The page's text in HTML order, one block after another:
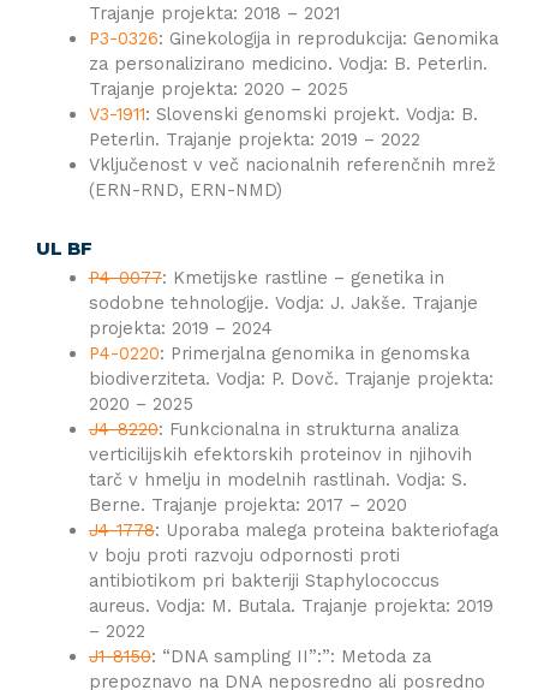
Trajanje projekta: 2018 – 2021
P3-0326: Ginekologija in reprodukcija: Genomika
za personalizirano medicino. Vodja: B. Peterlin.
Trajanje projekta: 2020 – 2025
V3-1911: Slovenski genomski projekt. Vodja: B.
Peterlin. Trajanje projekta: 2019 – 2022
Vključenost v več nacionalnih referenčnih mrež
(ERN-RND, ERN-NMD)
UL BF
P4-0077: Kmetijske rastline – genetika in
sodobne tehnologije. Vodja: J. Jakše. Trajanje
projekta: 2019 – 2024
P4-0220: Primerjalna genomika in genomska
biodiverziteta. Vodja: P. Dovč. Trajanje projekta:
2020 – 2025
J4-8220: Funkcionalna in strukturna analiza
verticilijskih efektorskih proteinov in njihovih
tarč v hmelju in modelnih rastlinah. Vodja: S.
Berne. Trajanje projekta: 2017 – 2020
J4-1778: Uporaba malega proteina bakteriofaga
v boju proti razvoju odpornosti proti
antibiotikom pri bakteriji Staphylococcus
aureus. Vodja: M. Butala. Trajanje projekta: 2019
– 2022
J1-8150: “DNA sampling II”:”: Metoda za
prepoznavo na DNA neposredno ali posredno